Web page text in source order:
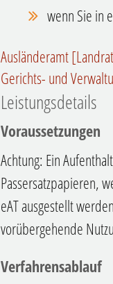
wenn Sie in
Ausländeramt
Gerichts- und
Leistungsdetails
Voraussetzungen
Achtung: Ein
Passersatzpapieren,
eAT ausgestellt
vorübergehende
Verfahrensablauf